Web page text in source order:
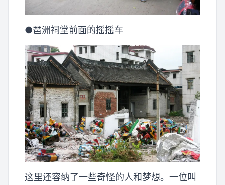
●琶洲祠堂前面的摇摇车
这里还容纳了一些奇怪的人和梦想。一位叫